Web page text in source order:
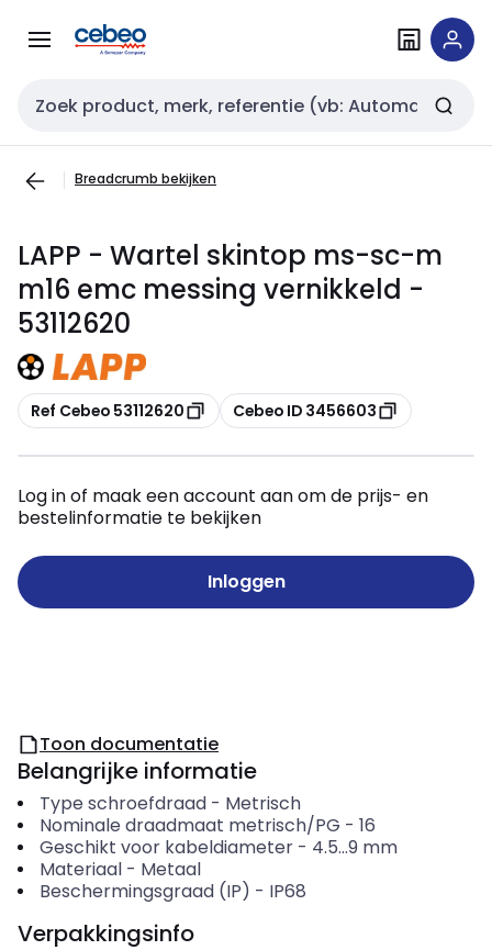
naar
naar
Zoekveld invoer
Breadcrumb bekijken
LAPP - Wartel skintop ms-sc-m
m16 emc messing vernikkeld -
53112620
Kopiëren
Ref Cebeo 53112620 Kopiëren
Cebeo ID 3456603
Log in of maak een account aan om de prijs- en
bestelinformatie te bekijken
Inloggen
Toon documentatie
Belangrijke informatie
Type schroefdraad- Metrisch
Nominale draadmaat metrisch/PG - 16
Geschikt voor kabeldiameter- 4.5...9 mm
Materiaal- Metaal
Beschermingsgraad (IP) - IP68
Verpakkingsinfo